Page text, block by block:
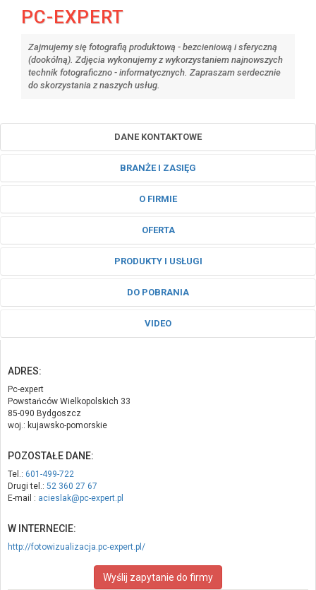
PC-EXPERT
Zajmujemy się fotografią produktową - bezcieniową i sferyczną
(dookólną). Zdjęcia wykonujemy z wykorzystaniem najnowszych
technik fotograficzno - informatycznych. Zapraszam serdecznie
do skorzystania z naszych usług.
DANE KONTAKTOWE
BRANŻE I ZASIĘG
O FIRMIE
OFERTA
PRODUKTY I USŁUGI
DO POBRANIA
VIDEO
ADRES:
Pc-expert
Powstańców Wielkopolskich 33
85-090 Bydgoszcz
woj.: kujawsko-pomorskie
POZOSTAŁE DANE:
Tel.: 601-499-722
Drugi tel.: 52 360 27 67
E-mail : acieslak@pc-expert.pl
W INTERNECIE:
http://fotowizualizacja.pc-expert.pl/
Wyślij zapytanie do firmy